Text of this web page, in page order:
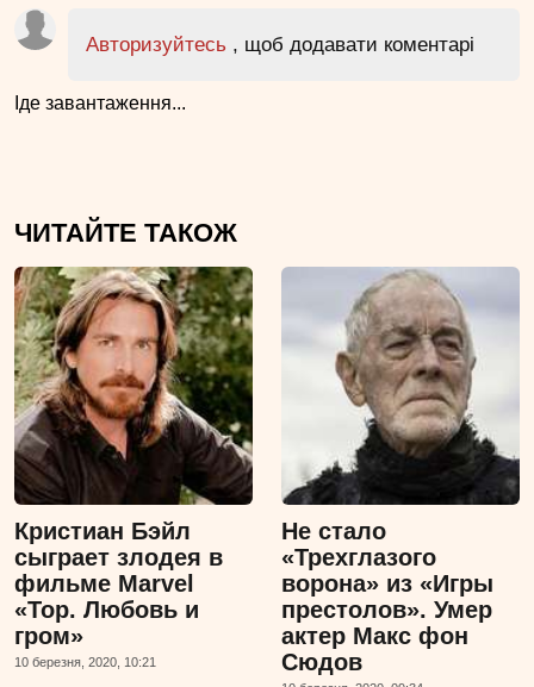
Авторизуйтесь , щоб додавати коментарі
Іде завантаження...
ЧИТАЙТЕ ТАКОЖ
Кристиан Бэйл
сыграет злодея в
фильме Marvel
«Тор. Любовь и
гром»
10 березня, 2020, 10:21
Не стало
«Трехглазого
ворона» из «Игры
престолов». Умер
актер Макс фон
Сюдов